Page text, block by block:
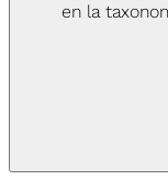
en la